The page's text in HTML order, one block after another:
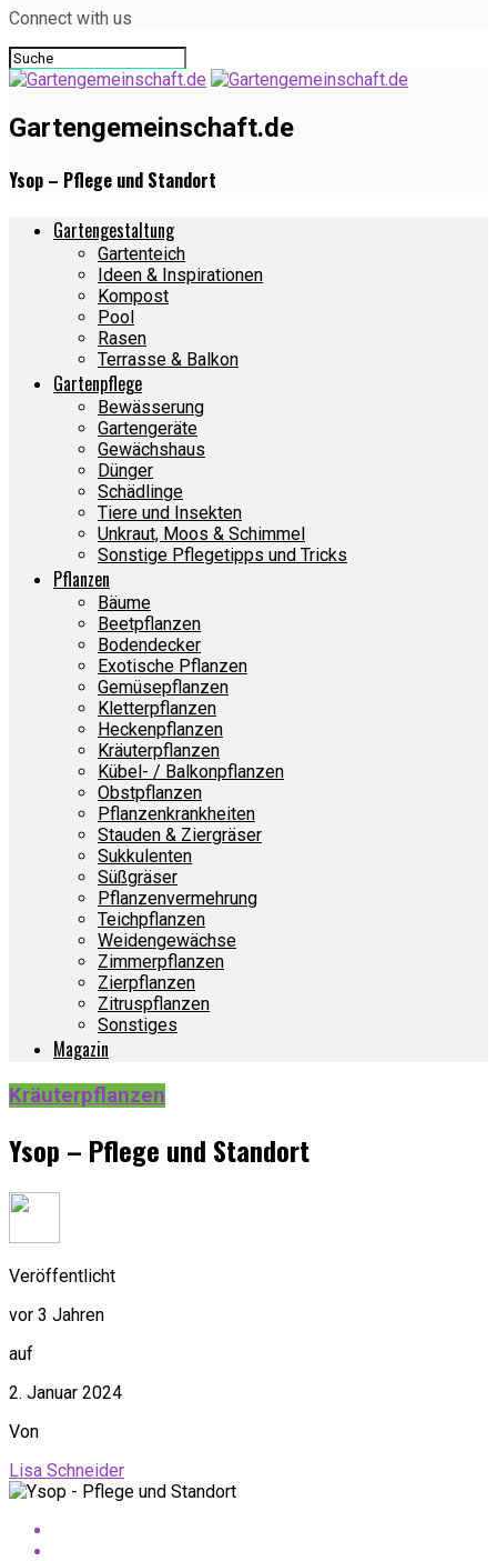
Connect with us
Gartengemeinschaft.de
Ysop – Pflege und Standort
Gartengestaltung
Gartenteich
Ideen & Inspirationen
Kompost
Pool
Rasen
Terrasse & Balkon
Gartenpflege
Bewässerung
Gartengeräte
Gewächshaus
Dünger
Schädlinge
Tiere und Insekten
Unkraut, Moos & Schimmel
Sonstige Pflegetipps und Tricks
Pflanzen
Bäume
Beetpflanzen
Bodendecker
Exotische Pflanzen
Gemüsepflanzen
Kletterpflanzen
Heckenpflanzen
Kräuterpflanzen
Kübel- / Balkonpflanzen
Obstpflanzen
Pflanzenkrankheiten
Stauden & Ziergräser
Sukkulenten
Süßgräser
Pflanzenvermehrung
Teichpflanzen
Weidengewächse
Zimmerpflanzen
Zierpflanzen
Zitruspflanzen
Sonstiges
Magazin
Kräuterpflanzen
Ysop – Pflege und Standort
Veröffentlicht
vor 3 Jahren
auf
2. Januar 2024
Von
Lisa Schneider